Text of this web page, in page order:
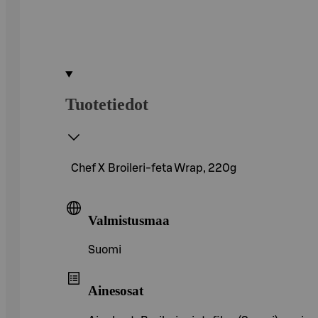
Tuotetiedot
Chef X Broileri-feta Wrap, 220g
Valmistusmaa
Suomi
Ainesosat